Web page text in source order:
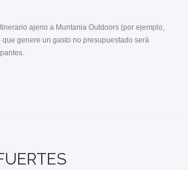
ajeno a Muntania Outdoors (por ejemplo,
genere un gasto no presupuestado será